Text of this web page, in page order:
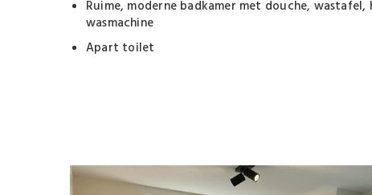
Ruime, moderne badkamer met douche,
wasmachine
Apart toilet